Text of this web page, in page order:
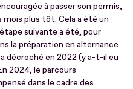
à passer son permis,
plus tôt. Cela a été un
suivante a été, pour
la préparation en alternance
décroché en 2022 (y a-t-il eu
2024, le parcours
dans le cadre des